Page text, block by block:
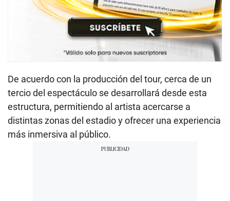
De acuerdo con la producción del tour, cerca de un
tercio del espectáculo se desarrollará desde esta
estructura, permitiendo al artista acercarse a
distintas zonas del estadio y ofrecer una experiencia
más inmersiva al público.